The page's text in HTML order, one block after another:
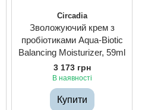
Circadia
Зволожуючий крем з
пробіотиками Aqua-Biotic
Balancing Moisturizer, 59ml
3 173 грн
В наявності
Купити